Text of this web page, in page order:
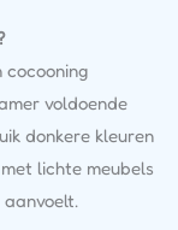
cocooning
voldoende
donkere kleuren
lichte meubels